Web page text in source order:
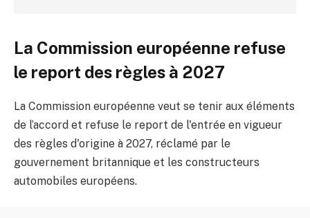
La Commission européenne refuse
le report des règles à 2027
La Commission européenne veut se tenir aux éléments
de l’accord et refuse le report de l'entrée en vigueur
des règles d'origine à 2027, réclamé par le
gouvernement britannique et les constructeurs
automobiles européens.